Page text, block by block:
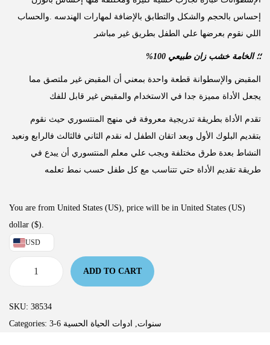
إحساس بالحجم والشكل والتطابق بالإضافة لمهارات الهندسه .والحساب
اللي نقوم بعرضها علي الطفل بطريق غير مباشر
%؛؛ الخامة خشب زان طبيعي 100
يجعل الأداة مميزة جدا في الاستخدام والمقبض غير قابل للفك
تقدم الأداة بطريقة تدريجية معروفة في منهج المنتسوري حيث نقوم
بتقديم البلوك الأول وبعد اتقان الطفل له نقدم الثاني فالثالث فالرابع ونعيد
النشاط بعدة طرق مختلفة ويجب علي معلم المنتسوري أن يبدع في
طريقة تقديم الأداة حتي تتناسب مع كل طفل حسب نمط تعلمه
You are from United States (US), price will be in United States (US)
dollar ($).
USD
ADD TO CART
SKU: 38534
Categories:
3-6 سنوات, ادوات الحياة الحسية